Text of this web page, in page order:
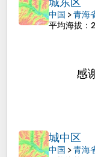
中国 >青海
平均海拔
感
城中区
中国 >青海